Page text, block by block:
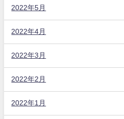
2022年5月
2022年4月
2022年3月
2022年2月
2022年1月